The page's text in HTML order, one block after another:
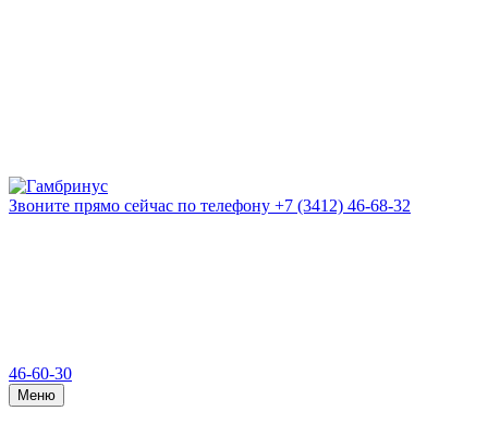
Звоните прямо сейчас по телефону +7 (3412) 46-68-32
46-60-30
Меню